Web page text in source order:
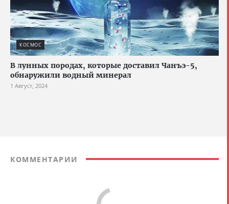
КОСМОС
В лунных породах, которые доставил Чанъэ-5,
обнаружили водный минерал
1 Август, 2024
КОММЕНТАРИИ